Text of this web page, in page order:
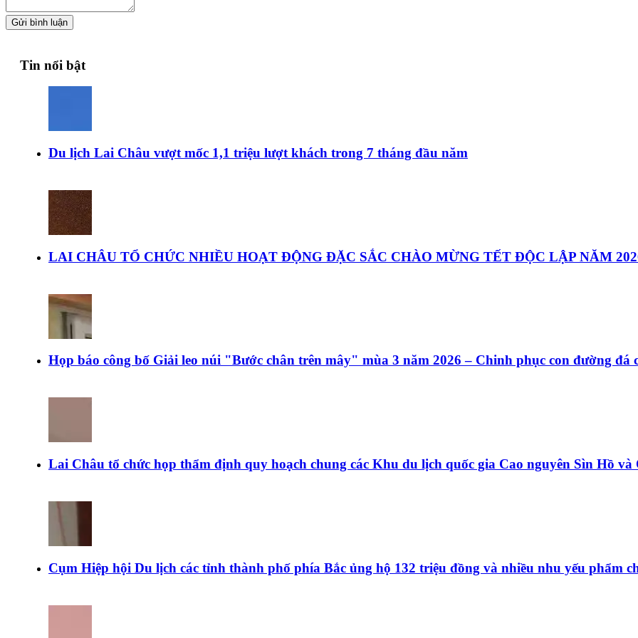
Gửi bình luận
Tin nổi bật
Du lịch Lai Châu vượt mốc 1,1 triệu lượt khách trong 7 tháng đầu năm
LAI CHÂU TỔ CHỨC NHIỀU HOẠT ĐỘNG ĐẶC SẮC CHÀO MỪNG TẾT ĐỘC LẬP NĂM
Họp báo công bố Giải leo núi "Bước chân trên mây" mùa 3 năm 2026 – Chinh phục con đường đá
Lai Châu tổ chức họp thẩm định quy hoạch chung các Khu du lịch quốc gia Cao nguyên Sìn Hồ và
Cụm Hiệp hội Du lịch các tỉnh thành phố phía Bắc ủng hộ 132 triệu đồng và nhiều nhu yếu phẩm